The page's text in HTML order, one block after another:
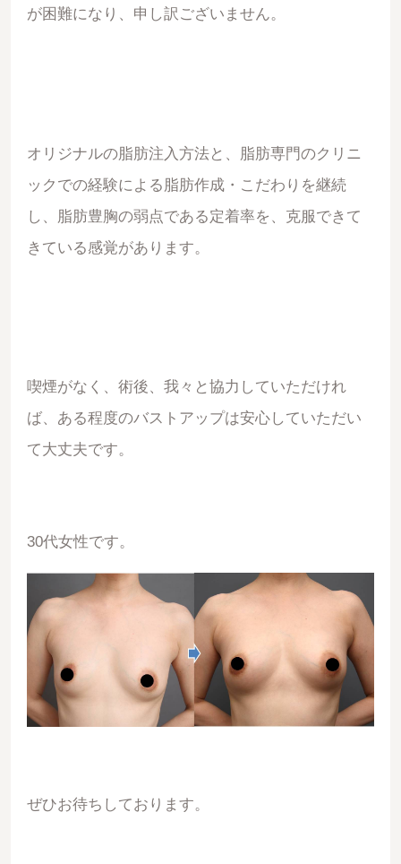
が困難になり、申し訳ございません。
オリジナルの脂肪注入方法と、脂肪専門のクリニ
ックでの経験による脂肪作成・こだわりを継続
し、脂肪豊胸の弱点である定着率を、克服できて
きている感覚があります。
喫煙がなく、術後、我々と協力していただけれ
ば、ある程度のバストアップは安心していただい
て大丈夫です。
30代女性です。
ぜひお待ちしております。